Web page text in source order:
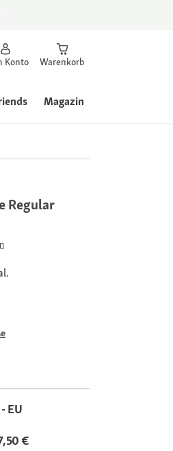
Konto Warenkorb
Magazin
Regular
EU
€